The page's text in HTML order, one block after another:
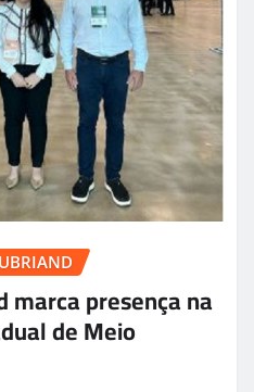
marca presença na
de Meio